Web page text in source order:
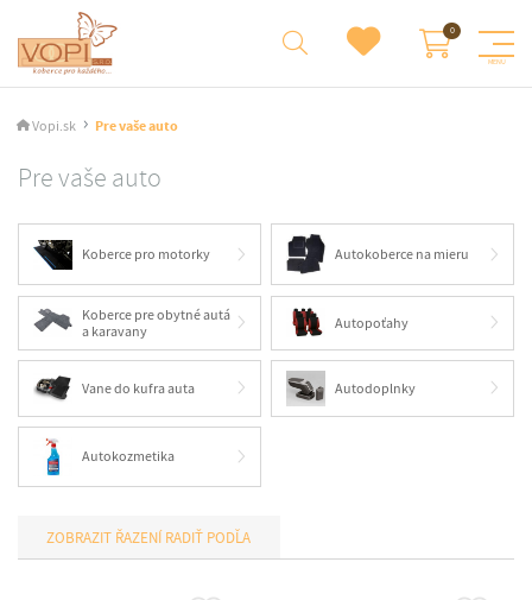
Vopi.sk Pre vaše auto
Pre vaše auto
Koberce pro motorky Autokoberce na mieru
Koberce pre obytné autá
a karavany
Autopoťahy
Vane do kufra auta Autodoplnky
Autokozmetika
RADIŤ PODĽA